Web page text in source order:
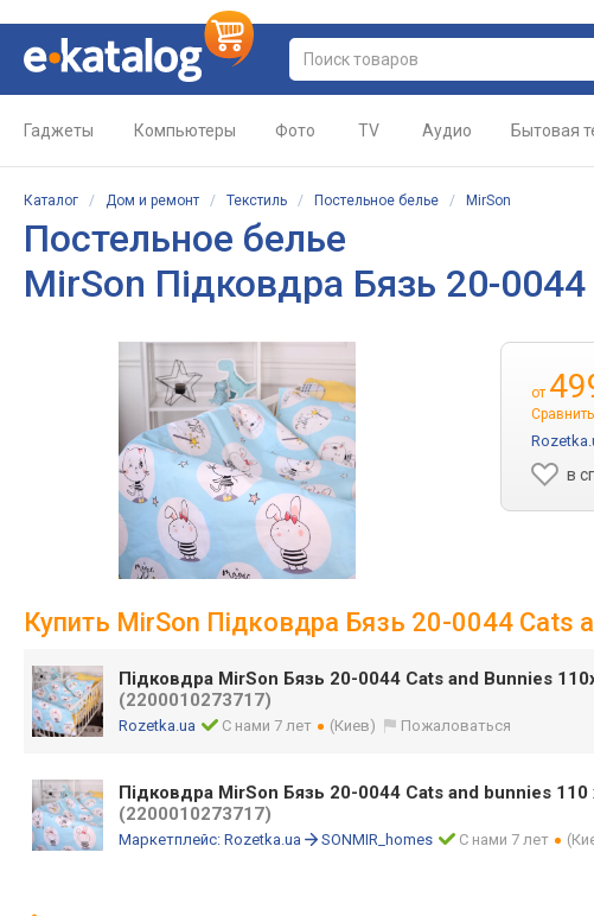
Гаджеты Компьютеры Фото TV Аудио Бытовая
Каталог / Дом и ремонт / Текстиль / Постельное белье / MirSon
Постельное белье
MirSon Підковдра Бязь 20-
от
в
Купить MirSon Підковдра Бязь 20-0044 Cats
Підковдра MirSon Бязь 20-0044 Cats and Bunnies
(2200010273717)
Rozetka.ua С нами 7 лет (Киев) Пожаловаться
Підковдра MirSon Бязь 20-0044 Cats and bunnies
(2200010273717)
Маркетплейс: Rozetka.ua SONMIR_homes С нами 7 лет